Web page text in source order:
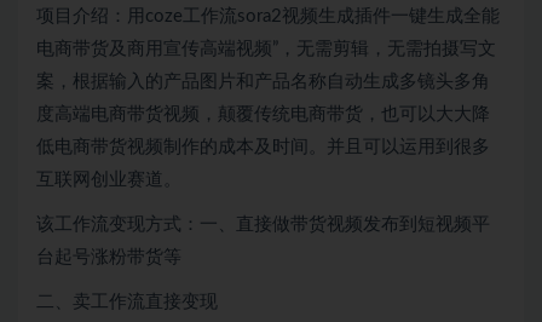
项目介绍：用coze工作流sora2视频生成插件一键生成全能
电商带货及商用宣传高端视频”，无需剪辑，无需拍摄写文
案，根据输入的产品图片和产品名称自动生成多镜头多角
度高端电商带货视频，颠覆传统电商带货，也可以大大降
低电商带货视频制作的成本及时间。并且可以运用到很多
互联网创业赛道。
该工作流变现方式：一、直接做带货视频发布到短视频平
台起号涨粉带货等
二、卖工作流直接变现